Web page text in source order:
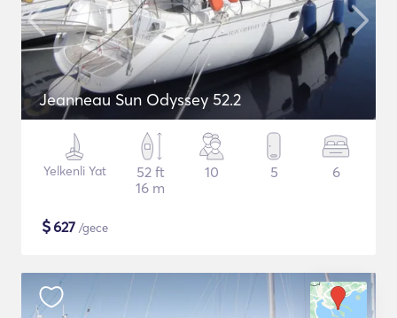
Jeanneau Sun Odyssey 52.2
Yelkenli Yat
52 ft
16 m
10 5 6
$627 /gece